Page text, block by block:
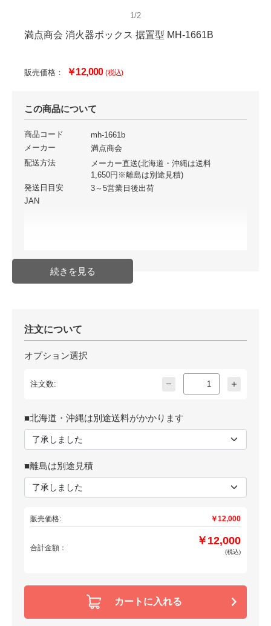
1/2
満点商会 消火器ボックス 据置型 MH-1661B
販売価格： ￥12,000(税込)
この商品について
商品コード
mh-1661b
メーカー
満点商会
配送方法
メーカー直送(北海道・沖縄は送料
1,650円※離島は別途見積)
発送日目安
3～5営業日後出荷
JAN
注文について
オプション選択
注文数:
■北海道・沖縄は別途送料がかかります
■離島は別途見積
販売価格: ￥12,000
合計金額：
￥12,000
(税込)
カートに入れる